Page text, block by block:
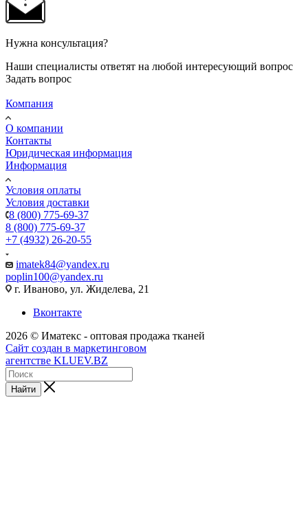
Нужна консультация?
Наши специалисты ответят на любой интересующий вопрос
Задать вопрос
Компания
О компании
Контакты
Юридическая информация
Информация
Условия оплаты
Условия доставки
8 (800) 775-69-37
8 (800) 775-69-37
+7 (4932) 26-20-55
imatek84@yandex.ru
poplin100@yandex.ru
г. Иваново, ул. Жиделева, 21
Вконтакте
2026 © Иматекс - оптовая продажа тканей
Сайт создан в маркетинговом
агентстве KLUEV.BZ
Найти